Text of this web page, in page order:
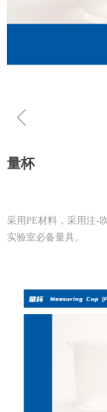
ꁆ
量杯
采用PE材料，采用注-
实验室必备量具。